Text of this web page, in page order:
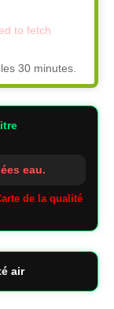
to fetch
30 minutes.
eau.
de la qualité
air